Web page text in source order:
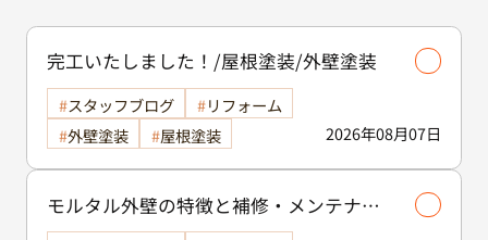
完工いたしました！/屋根塗装/外壁塗装
2026年08月07日
スタッフブログ
リフォーム
外壁塗装
屋根塗装
モルタル外壁の特徴と補修・メンテナン
ス方法を徹底解説！/外壁塗装